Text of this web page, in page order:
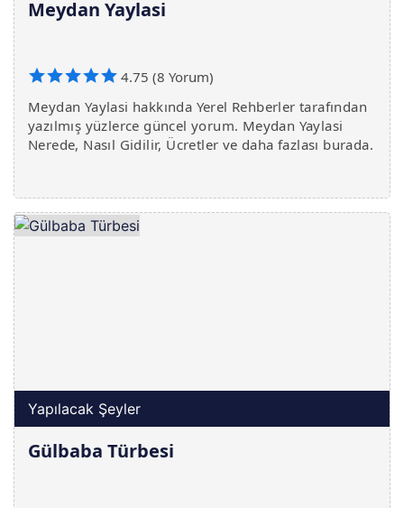
Meydan Yaylasi
4.75 (8 Yorum)
Meydan Yaylasi hakkında Yerel Rehberler tarafından
yazılmış yüzlerce güncel yorum. Meydan Yaylasi
Nerede, Nasıl Gidilir, Ücretler ve daha fazlası burada.
Yapılacak Şeyler
Gülbaba Türbesi